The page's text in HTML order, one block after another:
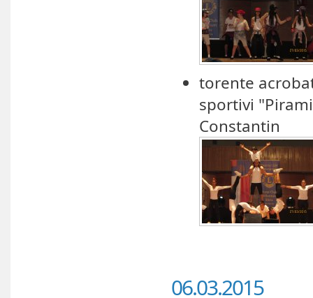
torente
sportivi
Constantin
06.03.2015